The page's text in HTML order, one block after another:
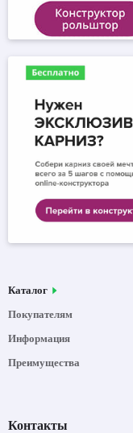
Каталог
Покупателям
Информация
Преимущества
Контакты